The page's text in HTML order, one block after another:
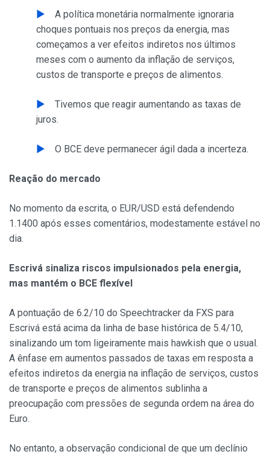
A política monetária normalmente ignoraria
choques pontuais nos preços da energia, mas
começamos a ver efeitos indiretos nos últimos
meses com o aumento da inflação de serviços,
custos de transporte e preços de alimentos.
Tivemos que reagir aumentando as taxas de
juros.
O BCE deve permanecer ágil dada a incerteza.
Reação do mercado
No momento da escrita, o EUR/USD está defendendo
1.1400 após esses comentários, modestamente estável no
dia.
Escrivá sinaliza riscos impulsionados pela energia,
mas mantém o BCE flexível
A pontuação de 6.2/10 do Speechtracker da FXS para
Escrivá está acima da linha de base histórica de 5.4/10,
sinalizando um tom ligeiramente mais hawkish que o usual.
A ênfase em aumentos passados de taxas em resposta a
efeitos indiretos da energia na inflação de serviços, custos
de transporte e preços de alimentos sublinha a
preocupação com pressões de segunda ordem na área do
Euro.
No entanto, a observação condicional de que um declínio